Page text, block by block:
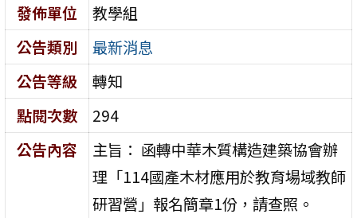
發佈單位
教學組
公告類別
最新消息
公告等級
轉知
點閱次數
294
公告內容
主旨： 函轉中華木質構造建築協會辦
理「114國產木材應用於教育場域教師
研習營」報名簡章1份，請查照。